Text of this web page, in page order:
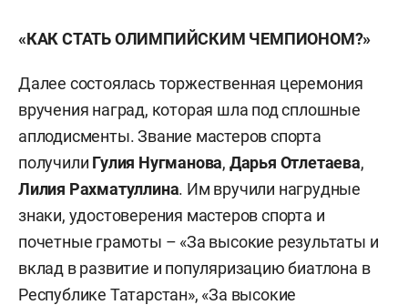
«КАК СТАТЬ ОЛИМПИЙСКИМ ЧЕМПИОНОМ?»
Далее состоялась торжественная церемония
вручения наград, которая шла под сплошные
аплодисменты. Звание мастеров спорта
получили Гулия Нугманова, Дарья Отлетаева,
Лилия Рахматуллина. Им вручили нагрудные
знаки, удостоверения мастеров спорта и
почетные грамоты – «За высокие результаты и
вклад в развитие и популяризацию биатлона в
Республике Татарстан», «За высокие